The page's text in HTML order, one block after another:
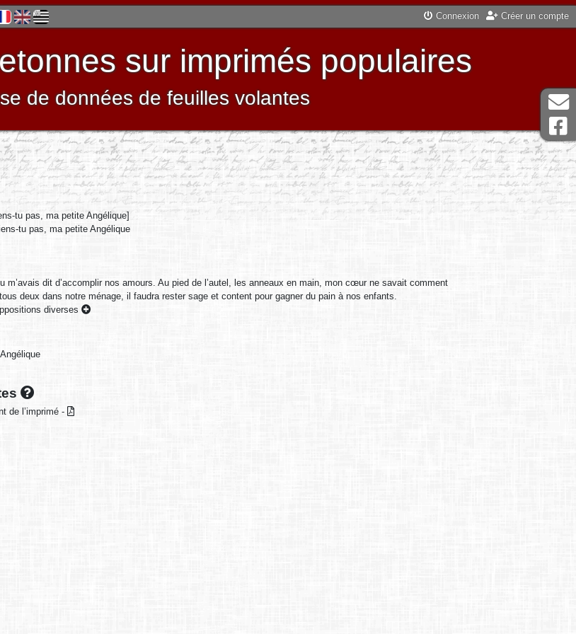
Connexion Créer un compte
sur imprimés populaires
de données de feuilles volantes
tu pas, ma petite Angélique]
tu pas, ma petite Angélique
m’avais dit d’accomplir nos amours. Au pied de l’autel, les anneaux en main, mon cœur ne savait comment
deux dans notre ménage, il faudra rester sage et content pour gagner du pain à nos enfants.
diverses
de l’imprimé -